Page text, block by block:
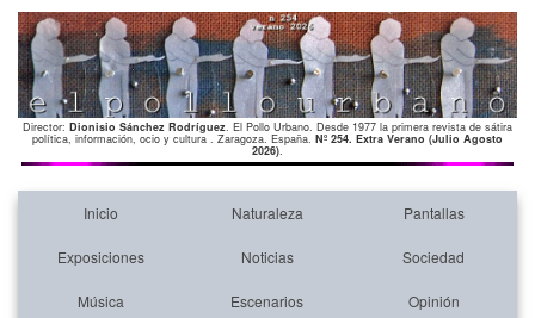
Director: Dionisio Sánchez Rodríguez. El Pollo Urbano. Desde 1977 la primera revista de sátira
política, información, ocio y cultura . Zaragoza. España. Nº 254. Extra Verano (Julio Agosto
2026).
Inicio Naturaleza Pantallas
Exposiciones Noticias Sociedad
Música Escenarios Opinión